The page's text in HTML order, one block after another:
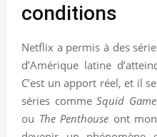
conditions
Netflix a permis à des
d’Amérique latine
C’est un apport réel, et il
séries commeSquid Game
ou The Penthouse ont